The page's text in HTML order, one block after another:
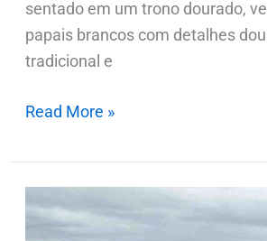
sentado em um trono dourado,
papais brancos com detalhes
tradicional e
Read More »
plantada